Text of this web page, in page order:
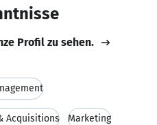
Profil zu sehen.
Acquisitions Marketing